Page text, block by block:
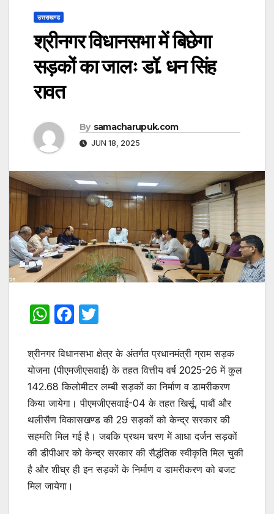
उत्तराखण्ड
श्रीनगर विधानसभा में बिछेगा
सड़कों का जालः डॉ. धन सिंह
रावत
By samacharupuk.com
JUN 18, 2025
W
at
s
A
p
p
F
c
e
b
o
o
k
itt
er
श्रीनगर विधानसभा क्षेत्र के अंतर्गत प्रधानमंत्री ग्राम सड़क
योजना (पीएमजीएसवाई) के तहत वित्तीय वर्ष 2025-26 में कुल
142.68 किलोमीटर लम्बी सड़कों का निर्माण व डामरीकरण
किया जायेगा। पीएमजीएसवाई-04 के तहत खिर्सू, पाबौं और
थलीसैण विकासखण्ड की 29 सड़कों को केन्द्र सरकार की
सहमति मिल गई है। जबकि प्रथम चरण में आधा दर्जन सड़कों
की डीपीआर को केन्द्र सरकार की सैद्धंतिक स्वीकृति मिल चुकी
है और शीघ्र ही इन सड़कों के निर्माण व डामरीकरण को बजट
मिल जायेगा।